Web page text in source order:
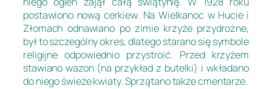
postawiono nową cerkiew. Na Wielkanoc w Hucie i
Złomach odnawiano po zimie krzyże przydrożne,
był to szczególny okres, dlatego starano się symbole
religijne odpowiednio przystroić. Przed krzyżem
stawiano wazon (na przykład z butelki) i wkładano
do niego świeże kwiaty. Sprzątano także cmentarze.